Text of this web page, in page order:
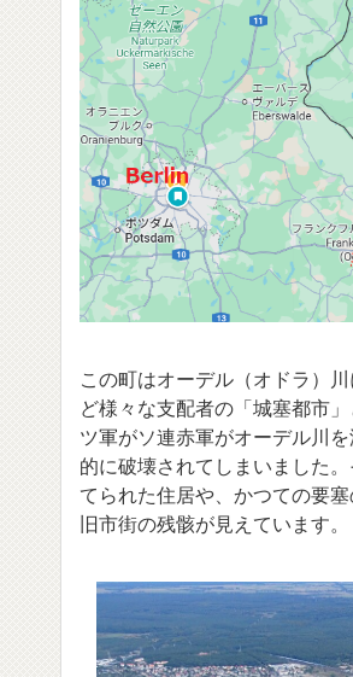
この町はオーデル（オドラ）
ど様々な支配者の「城塞都市
ツ軍がソ連赤軍がオーデル川
的に破壊されてしまいました
てられた住居や、かつての要
旧市街の残骸が見えています。